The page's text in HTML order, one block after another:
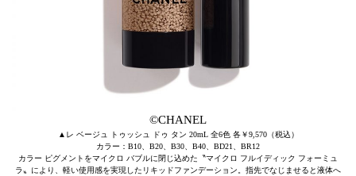
©CHANEL
▲レ ベージュ トゥッシュ ドゥ タン 20mL 全6色 各￥9,570（税込）
カラー：B10、B20、B30、B40、BD21、BR12
カラー ピグメントをマイクロ バブルに閉じ込めた〝マイクロ フルイディック フォーミュ
ラ〟により、軽い使用感を実現したリキッドファンデーション。指先でなじませると液体へ